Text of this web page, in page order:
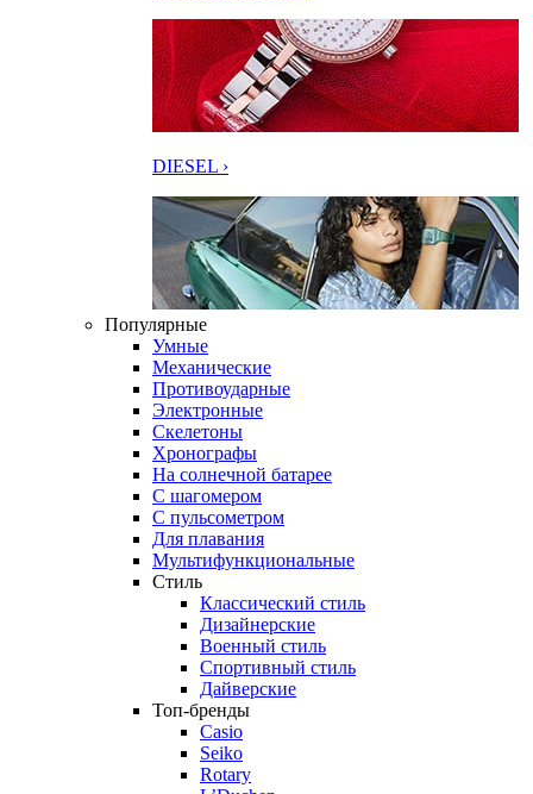
DIESEL ›
Популярные
Умные
Механические
Противоударные
Электронные
Скелетоны
Хронографы
На солнечной батарее
С шагомером
С пульсометром
Для плавания
Мультифункциональные
Стиль
Классический стиль
Дизайнерские
Военный стиль
Спортивный стиль
Дайверские
Топ-бренды
Casio
Seiko
Rotary